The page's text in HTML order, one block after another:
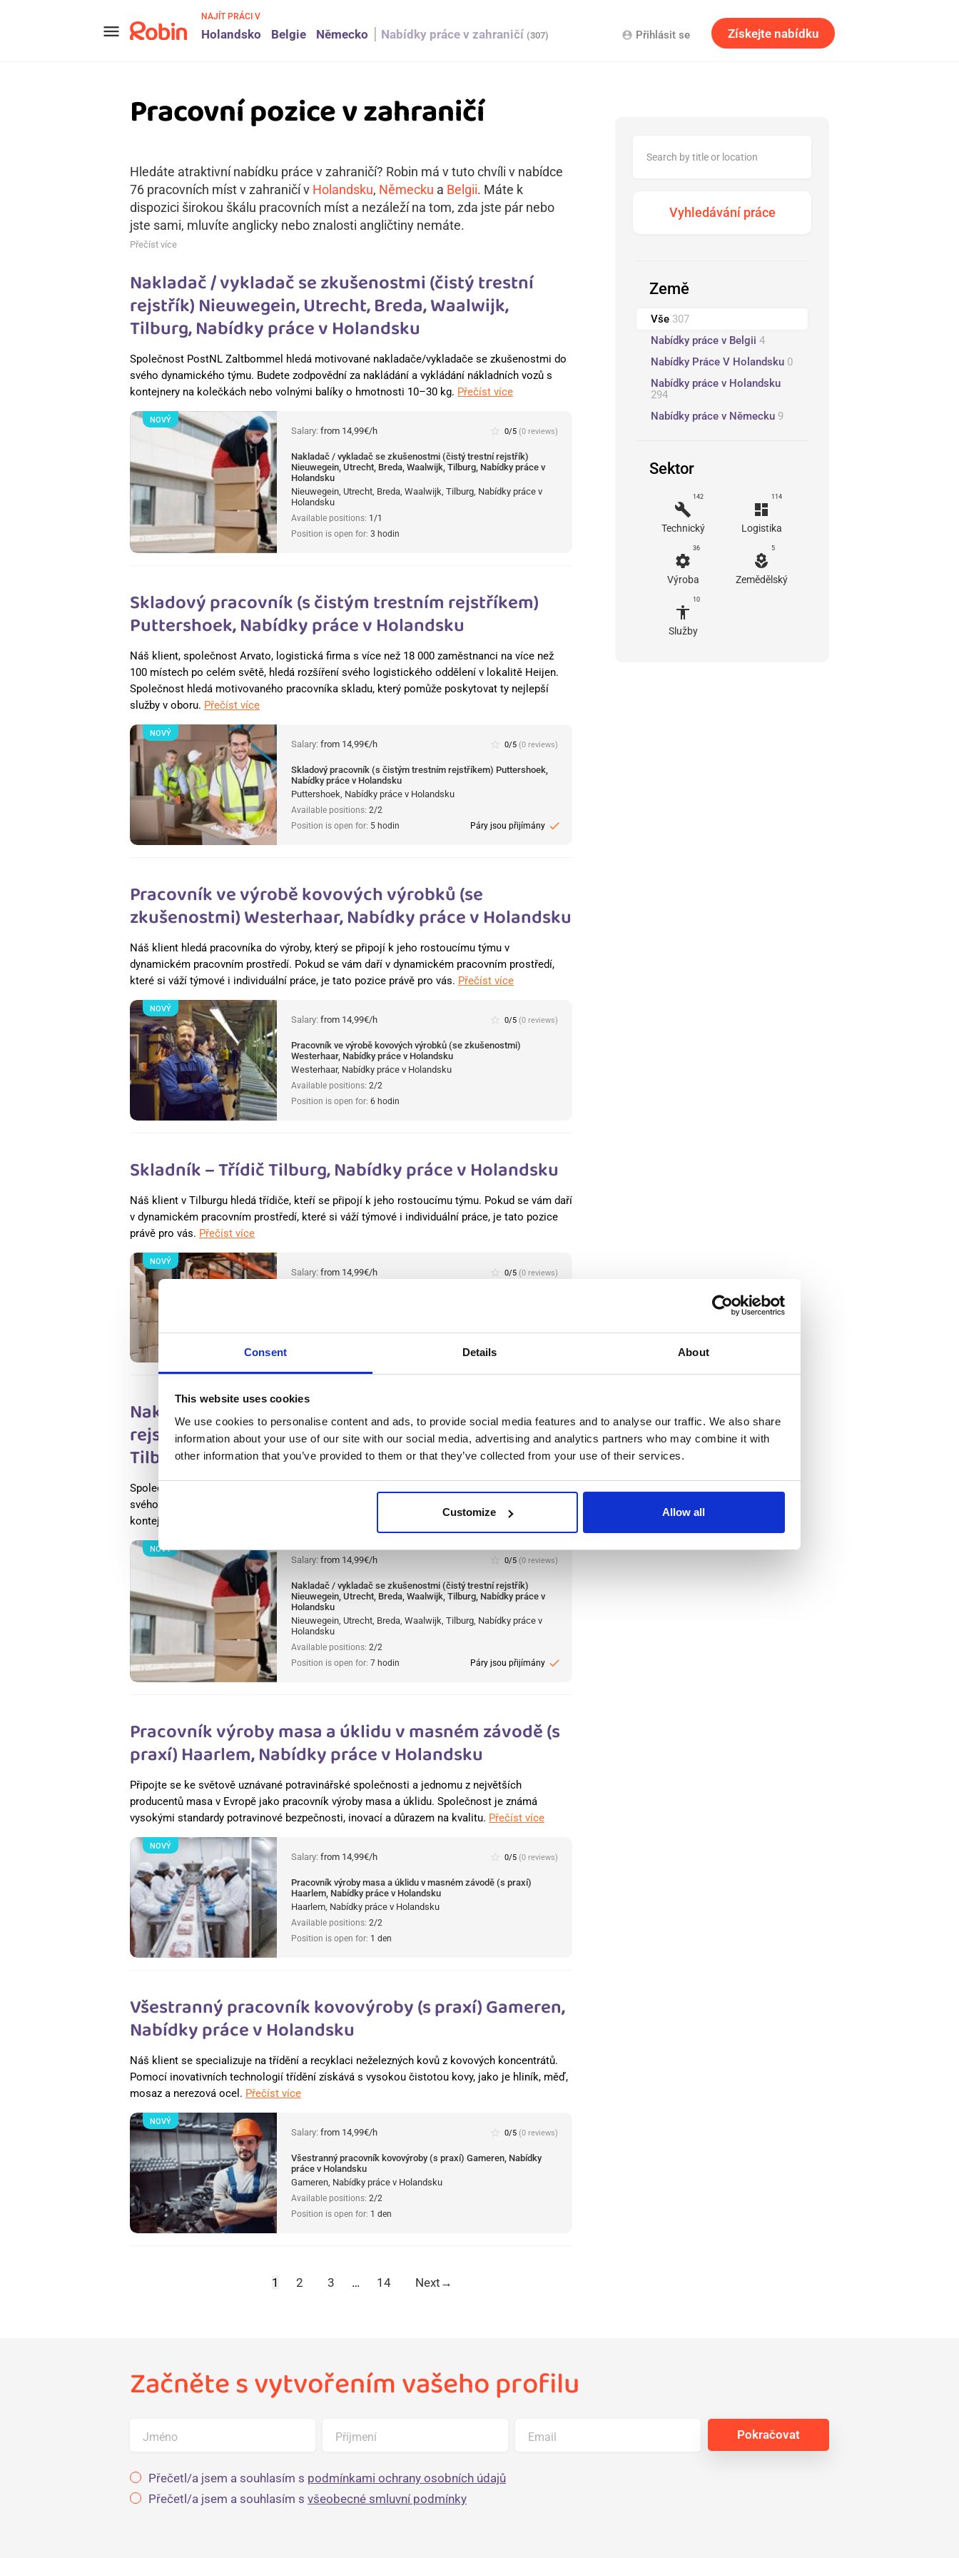
Consent Details About
This website uses cookies
We use cookies to personalise content and ads, to provide social media features and to analyse our traffic. We also share
information about your use of our site with our social media, advertising and analytics partners who may combine it with
other information that you’ve provided to them or that they’ve collected from your use of their services.
Customize Allow all
menu
NAJÍT PRÁCI V
Holandsko Belgie Německo Nabídky práce v zahraničí (307) Získejte nabídku
account_circle Přihlásit se
Pracovní pozice v zahraničí
Hledáte atraktivní nabídku práce v zahraničí? Robin má v tuto chvíli v nabídce
76 pracovních míst v zahraničí v Holandsku, Německu a Belgii. Máte k
dispozici širokou škálu pracovních míst a nezáleží na tom, zda jste pár nebo
jste sami, mluvíte anglicky nebo znalosti angličtiny nemáte.
Přečíst více
Nakladač / vykladač se zkušenostmi (čistý trestní
rejstřík) Nieuwegein, Utrecht, Breda, Waalwijk,
Tilburg, Nabídky práce v Holandsku
Společnost PostNL Zaltbommel hledá motivované nakladače/vykladače se zkušenostmi do
svého dynamického týmu. Budete zodpovědní za nakládání a vykládání nákladních vozů s
kontejnery na kolečkách nebo volnými balíky o hmotnosti 10–30 kg. Přečíst více
Salary: from 14,99€/h star_border 0/5 (0 reviews)
Nakladač / vykladač se zkušenostmi (čistý trestní rejstřík)
Nieuwegein, Utrecht, Breda, Waalwijk, Tilburg, Nabídky práce v
Holandsku
Nieuwegein, Utrecht, Breda, Waalwijk, Tilburg, Nabídky práce v
Holandsku
Available positions: 1/1
Position is open for: 3 hodin
NOVÝ
Skladový pracovník (s čistým trestním rejstříkem)
Puttershoek, Nabídky práce v Holandsku
Náš klient, společnost Arvato, logistická firma s více než 18 000 zaměstnanci na více než
100 místech po celém světě, hledá rozšíření svého logistického oddělení v lokalitě Heijen.
Společnost hledá motivovaného pracovníka skladu, který pomůže poskytovat ty nejlepší
služby v oboru. Přečíst více
Salary: from 14,99€/h star_border 0/5 (0 reviews)
Skladový pracovník (s čistým trestním rejstříkem) Puttershoek,
Nabídky práce v Holandsku
Puttershoek, Nabídky práce v Holandsku
Available positions: 2/2
Position is open for: 5 hodin Páry jsou přijímány check
NOVÝ
Pracovník ve výrobě kovových výrobků (se
zkušenostmi) Westerhaar, Nabídky práce v Holandsku
Náš klient hledá pracovníka do výroby, který se připojí k jeho rostoucímu týmu v
dynamickém pracovním prostředí. Pokud se vám daří v dynamickém pracovním prostředí,
které si váží týmové i individuální práce, je tato pozice právě pro vás. Přečíst více
Salary: from 14,99€/h star_border 0/5 (0 reviews)
Pracovník ve výrobě kovových výrobků (se zkušenostmi)
Westerhaar, Nabídky práce v Holandsku
Westerhaar, Nabídky práce v Holandsku
Available positions: 2/2
Position is open for: 6 hodin
NOVÝ
Skladník – Třídič Tilburg, Nabídky práce v Holandsku
Náš klient v Tilburgu hledá třídiče, kteří se připojí k jeho rostoucímu týmu. Pokud se vám daří
v dynamickém pracovním prostředí, které si váží týmové i individuální práce, je tato pozice
právě pro vás. Přečíst více
Salary: from 14,99€/h star_border 0/5 (0 reviews)
NOVÝ
Nakladač / vykladač se zkušenostmi (čistý trestní
rejstřík) Nieuwegein, Utrecht, Breda, Waalwijk,
Tilburg, Nabídky práce v Holandsku
Společnost PostNL Zaltbommel hledá motivované nakladače/vykladače se zkušenostmi do
svého dynamického týmu. Budete zodpovědní za nakládání a vykládání nákladních vozů s
kontejnery na kolečkách nebo volnými balíky o hmotnosti 10–30 kg.
Přečíst více
Salary: from 14,99€/h star_border 0/5 (0 reviews)
Nakladač / vykladač se zkušenostmi (čistý trestní rejstřík)
Nieuwegein, Utrecht, Breda, Waalwijk, Tilburg, Nabídky práce v
Holandsku
Nieuwegein, Utrecht, Breda, Waalwijk, Tilburg, Nabídky práce v
Holandsku
Available positions: 2/2
Position is open for: 7 hodin Páry jsou přijímány check
NOVÝ
Pracovník výroby masa a úklidu v masném závodě (s
praxí) Haarlem, Nabídky práce v Holandsku
Připojte se ke světově uznávané potravinářské společnosti a jednomu z největších
producentů masa v Evropě jako pracovník výroby masa a úklidu. Společnost je známá
vysokými standardy potravinové bezpečnosti, inovací a důrazem na kvalitu. Přečíst více
Salary: from 14,99€/h star_border 0/5 (0 reviews)
Pracovník výroby masa a úklidu v masném závodě (s praxí)
Haarlem, Nabídky práce v Holandsku
Haarlem, Nabídky práce v Holandsku
Available positions: 2/2
Position is open for: 1 den
NOVÝ
Všestranný pracovník kovovýroby (s praxí) Gameren,
Nabídky práce v Holandsku
Náš klient se specializuje na třídění a recyklaci neželezných kovů z kovových koncentrátů.
Pomocí inovativních technologií třídění získává s vysokou čistotou kovy, jako je hliník, měď,
mosaz a nerezová ocel. Přečíst více
Salary: from 14,99€/h star_border 0/5 (0 reviews)
Všestranný pracovník kovovýroby (s praxí) Gameren, Nabídky
práce v Holandsku
Gameren, Nabídky práce v Holandsku
Available positions: 2/2
Position is open for: 1 den
NOVÝ
1 2 3 … 14 Next →
Země
Vše 307
Nabídky práce v Belgii 4
Nabídky Práce V Holandsku 0
Nabídky práce v Holandsku
294
Nabídky práce v Německu 9
Sektor
142
build
Technický
114
dashboard
Logistika
36
settings
Výroba
5
local_florist
Zemědělský
10
accessibility
Služby
Začněte s vytvořením vašeho profilu
Jméno Příjmení Email
Přečetl/a jsem a souhlasím s podmínkami ochrany osobních údajů
Přečetl/a jsem a souhlasím s všeobecné smluvní podmínky